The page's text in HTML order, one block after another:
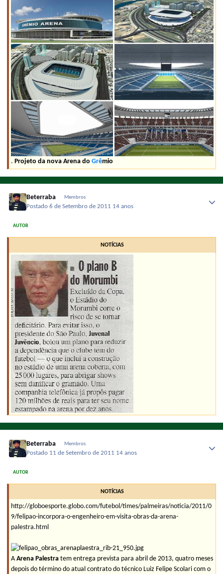
. Projeto da nova Arena do Grêmio
Beterraba Membros
Postado6 de Setembro de 2011 14 anos
AUTOR
NOTÍCIAS
Beterraba Membros
Postado 11 de Setembro de 2011 14 anos
AUTOR
NOTÍCIAS
http://globoesporte.globo.com/futebol/times/palmeiras/noticia/2011/0
9/felipao-incorpora-o-engenheiro-em-visita-obras-da-arena-
palestra.html
A Arena Palestra tem entrega prevista para abril de 2013, quatro meses
depois do término do atual contrato do técnico Luiz Felipe Scolari com o